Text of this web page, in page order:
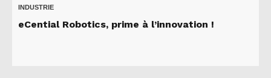
INDUSTRIE
eCential Robotics, prime à l’innovation !